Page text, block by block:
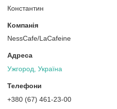
Константин
NessCafe/LaCafeine
Ужгород, Україна
+380 (67) 461-23-00